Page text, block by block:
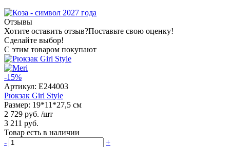
Отзывы
Хотите оставить отзыв?Поставьте свою оценку!
Сделайте выбор!
С этим товаром покупают
-15%
Артикул: E244003
Рюкзак Girl Style
Размер: 19*11*27,5 см
2 729 руб. /шт
3 211 руб.
Товар есть в наличии
-
+